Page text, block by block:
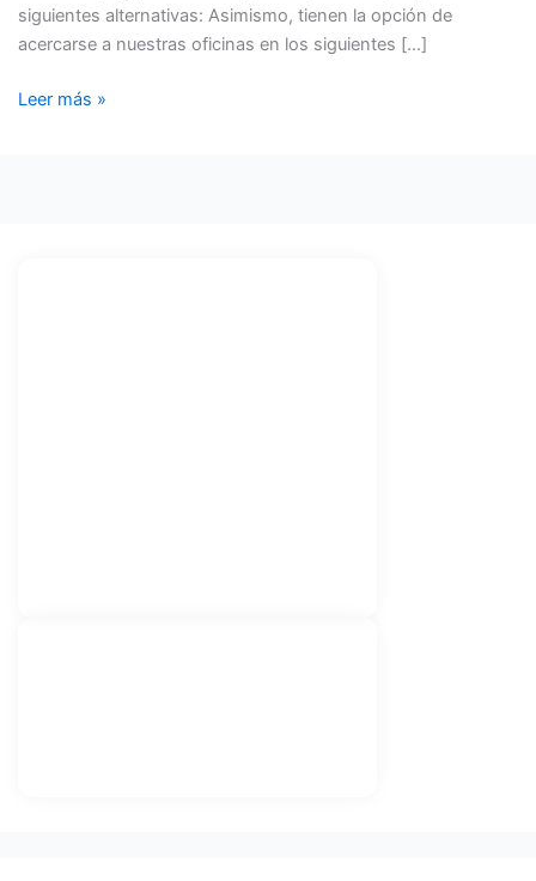
siguientes alternativas: Asimismo, tienen la opción de
acercarse a nuestras oficinas en los siguientes […]
Leer más »